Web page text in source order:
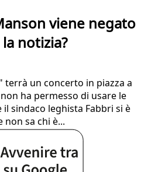
viene negato
notizia?
un concerto in piazza a
ha permesso di usare le
sindaco leghista Fabbri si è
sa chi è...